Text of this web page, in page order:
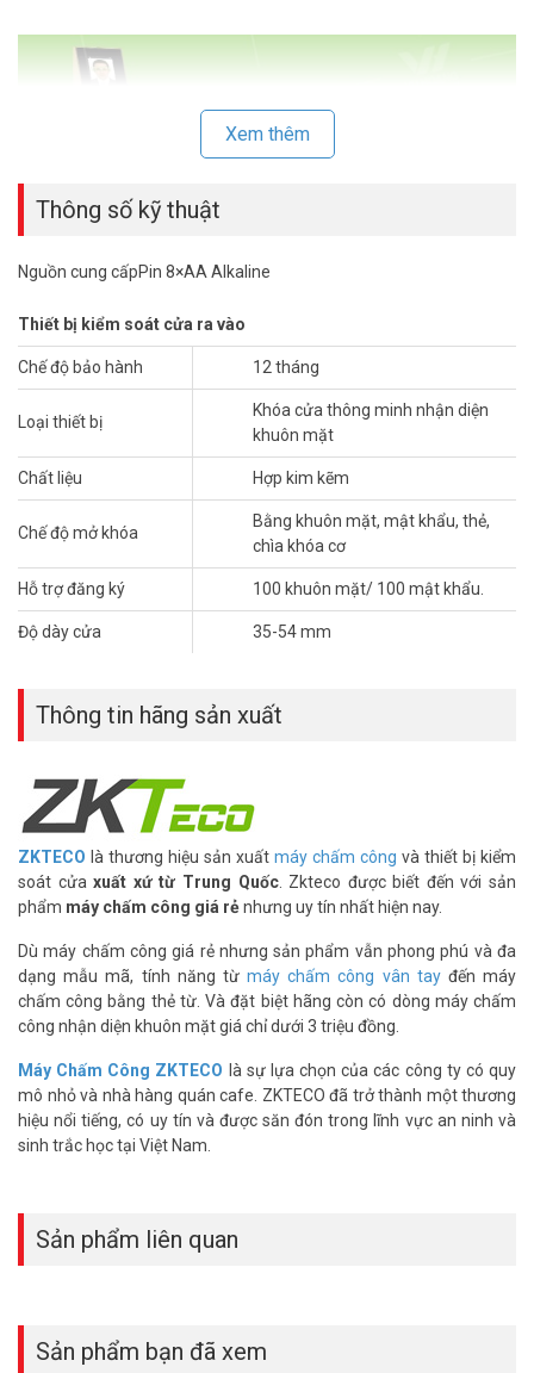
Khóa cửa thông minh ZKTecoFL1000 là một trong những sản
phẩm mới nhất về ứng dụng công nghệ nhận dạng khuôn mặt 3D
trên khóa cửa. Sử dung hệ thống camera kép bao gồm 1 camera
thường và 1 camera hồng ngoại có sự hỗ trợ của hệ thống đèn
hồng ngoại. Camera hồng ngoại sẽ quét toàn bộ các điểm nhận
dạng trên khuôn mặt để tạo hình ảnh 3D cho khuôn mặt. Với công
nghệ 3D, các điểm nhận dạng trên khuôn mặt sẽ được quét cùng
với khoảng cách 3 chiều với các điểm nhận dạng xung quanh để tạo
nên nhận dạng 3D khuôn mặt của người sử dụng.
Tính năng cơ bản của khóa thông minh
– Thuật toán nhận diện khuôn mặt thế hệ mới.
– Thiết kế thân khóa theo tiêu chuẩn Châu Âu có 5 chốt.
khóa cơ.
Xem thêm
Thông số kỹ thuật
Nguồn cung cấpPin 8×AA Alkaline
Thiết bị kiểm soát cửa ra vào
Chế độ bảo hành 12 tháng
Loại thiết bị
Khóa cửa thông minh nhận diện
khuôn mặt
Chất liệu Hợp kim kẽm
Chế độ mở khóa
Bằng khuôn mặt, mật khẩu, thẻ,
chìa khóa cơ
Hỗ trợ đăng ký 100 khuôn mặt/ 100 mật khẩu.
Độ dày cửa 35-54 mm
Thông tin hãng sản xuất
ZKTECO là thương hiệu sản xuất máy chấm công và thiết bị kiểm
soát cửaxuất xứ từ Trung Quốc. Zkteco được biết đến với sản
phẩm máy chấm công giá rẻnhưng uy tín nhất hiện nay.
Dù máy chấm công giá rẻ nhưng sản phẩm vẫn phong phú và đa
dạng mẫu mã, tính năng từ máy chấm công vân tayđến máy
chấm công bằng thẻ từ. Và đặt biệt hãng còn có dòng máy chấm
công nhận diện khuôn mặt giá chỉ dưới 3 triệu đồng.
Máy Chấm Công ZKTECO là sự lựa chọn của các công ty có quy
mô nhỏ và nhà hàng quán cafe. ZKTECO đã trở thành một thương
hiệu nổi tiếng, có uy tín và được săn đón trong lĩnh vực an ninh và
sinh trắc học tại Việt Nam.
Sản phẩm liên quan
Sản phẩm bạn đã xem